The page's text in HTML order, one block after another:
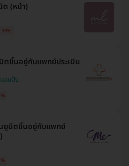
ต (หน้า)
39%
ตขึ้นอยู่กับแพทย์ประเมิน
อแป้ง
ยูนิตขึ้นอยู่กับแพทย์